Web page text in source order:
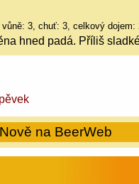
3, chuť: 3, celkový dojem:
hned padá. Příliš
Nově na BeerWeb